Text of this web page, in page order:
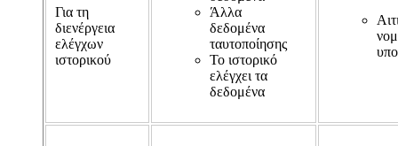
Για τη
διενέργεια
ελέγχων
ιστορικού
Άλλα
δεδομένα
ταυτοποίησης
Το ιστορικό
ελέγχει τα
δεδομένα